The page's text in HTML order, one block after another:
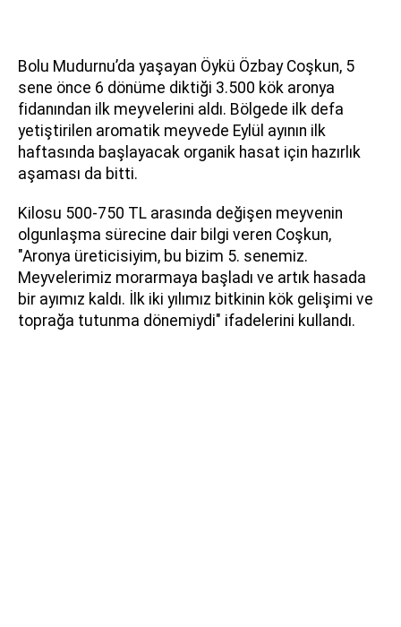
Bolu Mudurnu’da yaşayan Öykü Özbay Coşkun, 5
sene önce 6 dönüme diktiği 3.500 kök aronya
fidanından ilk meyvelerini aldı. Bölgede ilk defa
yetiştirilen aromatik meyvede Eylül ayının ilk
haftasında başlayacak organik hasat için hazırlık
aşaması da bitti.
Kilosu 500-750 TL arasında değişen meyvenin
olgunlaşma sürecine dair bilgi veren Coşkun,
"Aronya üreticisiyim, bu bizim 5. senemiz.
Meyvelerimiz morarmaya başladı ve artık hasada
bir ayımız kaldı. İlk iki yılımız bitkinin kök gelişimi ve
toprağa tutunma dönemiydi" ifadelerini kullandı.